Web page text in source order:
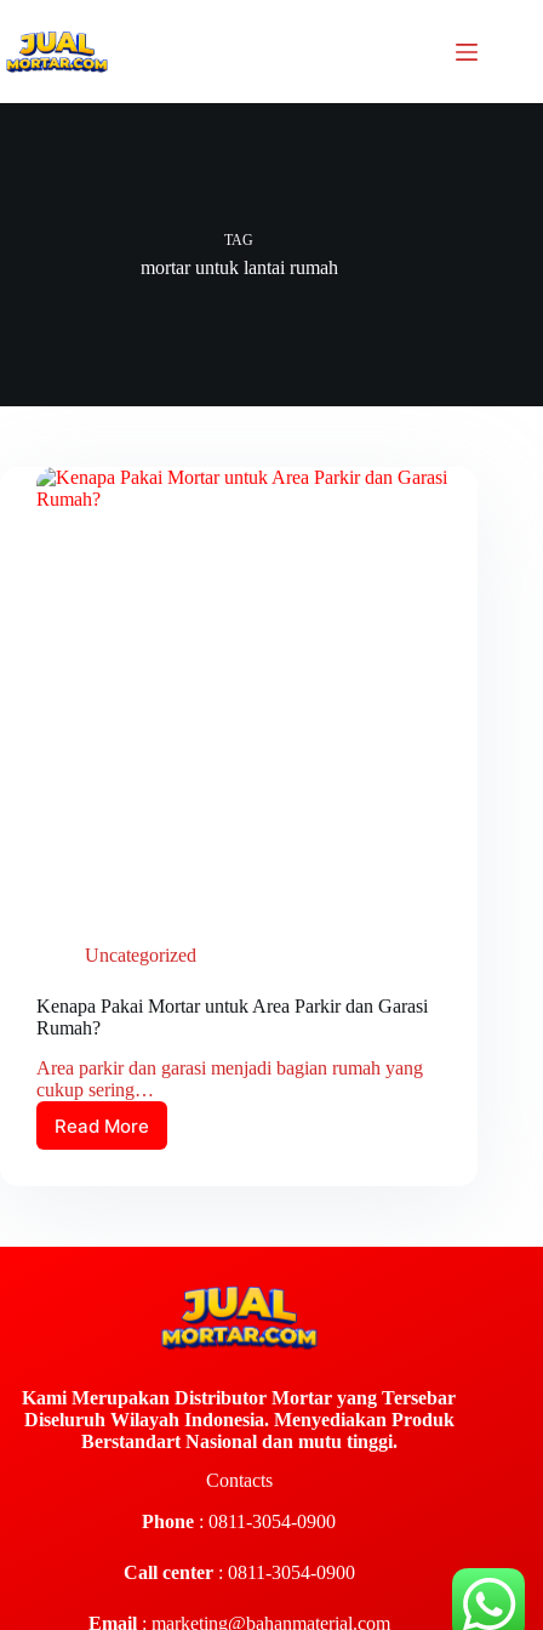
TAG
mortar untuk lantai rumah
Uncategorized
Kenapa Pakai Mortar untuk Area Parkir dan Garasi
Rumah?
Area parkir dan garasi menjadi bagian rumah yang
cukup sering…
Read More
Kami Merupakan Distributor Mortar yang Tersebar
Diseluruh Wilayah Indonesia. Menyediakan Produk
Berstandart Nasional dan mutu tinggi.
Contacts
Phone : 0811-3054-0900
Call center : 0811-3054-0900
Email: marketing@bahanmaterial.com